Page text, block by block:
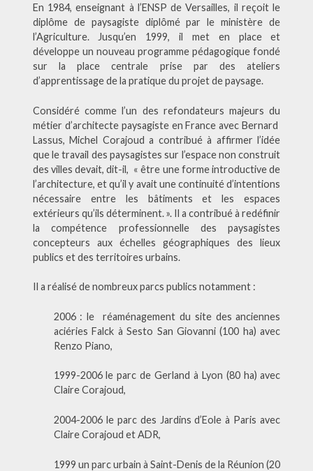
En 1984, enseignant à l’ENSP de Versailles, il reçoit le
diplôme de paysagiste diplômé par le ministère de
l’Agriculture. Jusqu’en 1999, il met en place et
développe un nouveau programme pédagogique fondé
sur la place centrale prise par des ateliers
d’apprentissage de la pratique du projet de paysage.
Considéré comme l’un des refondateurs majeurs du
métier d’architecte paysagiste en France avec Bernard
Lassus, Michel Corajoud a contribué à affirmer l’idée
que le travail des paysagistes sur l’espace non construit
des villes devait, dit-il, « être une forme introductive de
l’architecture, et qu’il y avait une continuité d’intentions
nécessaire entre les bâtiments et les espaces
extérieurs qu’ils déterminent. ». Il a contribué à redéfinir
la compétence professionnelle des paysagistes
concepteurs aux échelles géographiques des lieux
publics et des territoires urbains.
Il a réalisé de nombreux parcs publics notamment :
2006 : le réaménagement du site des anciennes
aciéries Falck à Sesto San Giovanni (100 ha) avec
Renzo Piano,
1999-2006 le parc de Gerland à Lyon (80 ha) avec
Claire Corajoud,
2004-2006 le parc des Jardins d’Eole à Paris avec
Claire Corajoud et ADR,
1999 un parc urbain à Saint-Denis de la Réunion (20